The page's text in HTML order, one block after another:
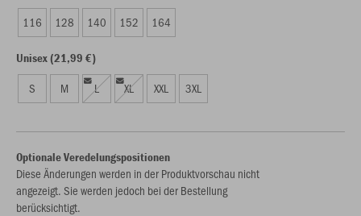
116 128 140 152 164
Unisex (21,99 €)
S M L XL XXL 3XL
Optionale Veredelungspositionen
Diese Änderungen werden in der Produktvorschau nicht
angezeigt. Sie werden jedoch bei der Bestellung
berücksichtigt.